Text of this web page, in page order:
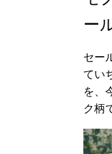
ー
セー
てい
を、
ク柄